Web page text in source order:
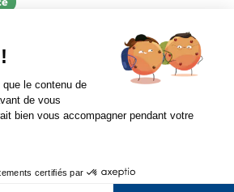
Sur Youtube
Sur Facebook
CGV